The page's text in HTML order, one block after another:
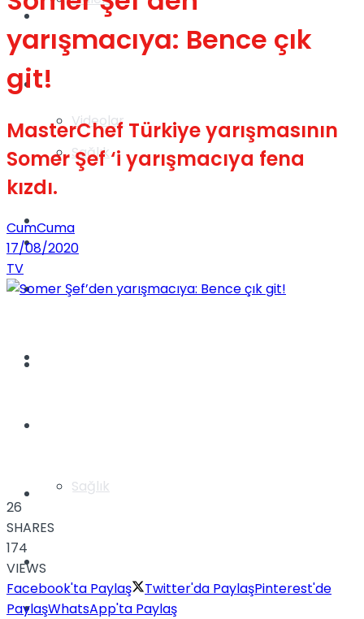
Videolar
Gündem
Sağlık
TV
Gündem
Yaşam
Sağlık
TV
Kadınca
Müzik
Sinema
yarışmacıya: Bence çık
git!
MasterChef Türkiye yarışmasının
Somer Şef ‘i yarışmacıya fena
kızdı.
CumCuma
17/08/2020
TV
26
SHARES
174
VIEWS
Facebook'ta Paylaş
Twitter'da PaylaşPinterest'de
PaylaşWhatsApp'ta Paylaş